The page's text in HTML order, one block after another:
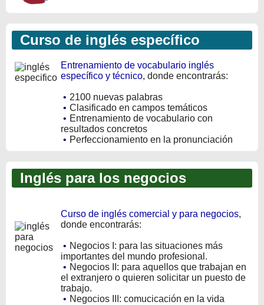
Curso de inglés específico
Entrenamiento de vocabulario inglés
específico y técnico, donde encontrarás:
• 2100 nuevas palabras
• Clasificado en campos temáticos
• Entrenamiento de vocabulario con
resultados concretos
• Perfeccionamiento en la pronunciación
Inglés para los negocios
Curso de inglés comercial y para negocios,
donde encontrarás:
• Negocios I: para las situaciones más
importantes del mundo profesional.
• Negocios II: para aquellos que trabajan en
el extranjero o quieren solicitar un puesto de
trabajo.
• Negocios III: comucicación en la vida